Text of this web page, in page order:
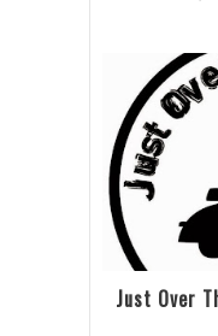
Just Over